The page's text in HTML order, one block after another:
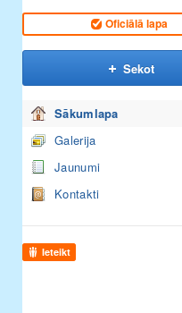
Oficiālā lapa
Sekot
Sākumlapa
Galerija
Jaunumi
Kontakti
Ieteikt